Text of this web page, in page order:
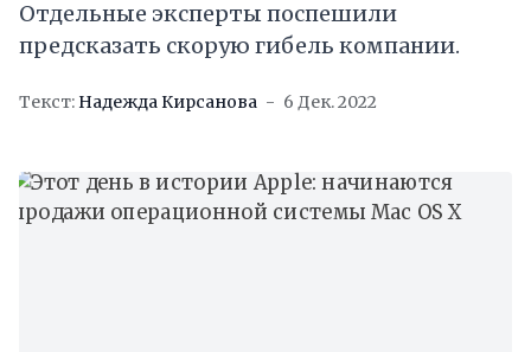
Отдельные эксперты поспешили
предсказать скорую гибель компании.
Текст: Надежда Кирсанова 6 Дек. 2022